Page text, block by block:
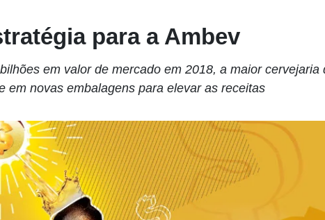
para a Ambev
em valor de mercado em 2018, a maior cervejaria
em novas embalagens para elevar as receitas